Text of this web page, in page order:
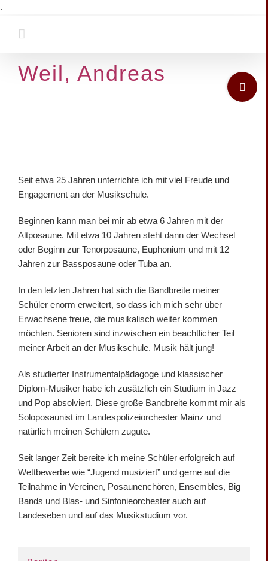
.
Weil, Andreas
View
Larger
Seit etwa 25 Jahren unterrichte ich mit viel Freude und
Engagement an der Musikschule.
Beginnen kann man bei mir ab etwa 6 Jahren mit der
Altposaune. Mit etwa 10 Jahren steht dann der Wechsel
oder Beginn zur Tenorposaune, Euphonium und mit 12
Jahren zur Bassposaune oder Tuba an.
In den letzten Jahren hat sich die Bandbreite meiner
Schüler enorm erweitert, so dass ich mich sehr über
Erwachsene freue, die musikalisch weiter kommen
möchten. Senioren sind inzwischen ein beachtlicher Teil
meiner Arbeit an der Musikschule. Musik hält jung!
Als studierter Instrumentalpädagoge und klassischer
Diplom-Musiker habe ich zusätzlich ein Studium in Jazz
und Pop absolviert. Diese große Bandbreite kommt mir als
Soloposaunist im Landespolizeiorchester Mainz und
natürlich meinen Schülern zugute.
Seit langer Zeit bereite ich meine Schüler erfolgreich auf
Wettbewerbe wie “Jugend musiziert” und gerne auf die
Teilnahme in Vereinen, Posaunenchören, Ensembles, Big
Bands und Blas- und Sinfonieorchester auch auf
Landeseben und auf das Musikstudium vor.
Toggle
Sliding